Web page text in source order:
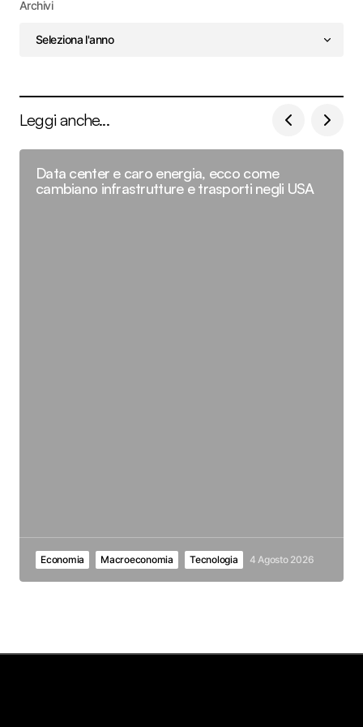
Archivi
Leggi anche...
Data center e caro energia, ecco come
cambiano infrastrutture e trasporti negli USA
Economia Macroeconomia Tecnologia 4 Agosto 2026